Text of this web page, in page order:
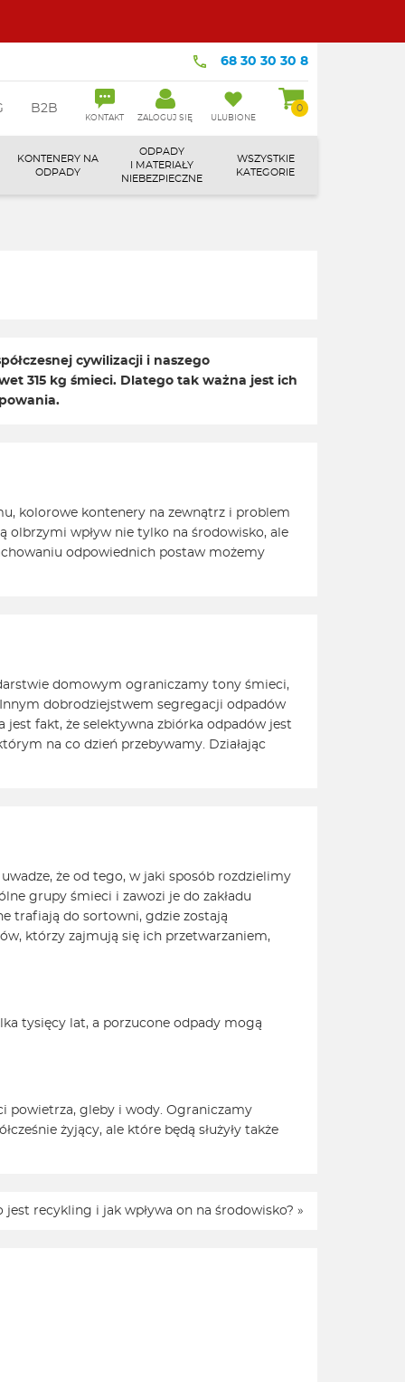
68 30 30 30 8
B2B
KONTAKT ZALOGUJ SIĘ ULUBIONE
0
KONTENERY NA
ODPADY
ODPADY
I MATERIAŁY
NIEBEZPIECZNE
WSZYSTKIE
KATEGORIE
cywilizacji i naszego
315 kg śmieci. Dlatego tak ważna jest ich
kolorowe kontenery na zewnątrz i problem
olbrzymi wpływ nie tylko na środowisko, ale
odpowiednich postaw możemy
domowym ograniczamy tony śmieci,
dobrodziejstwem segregacji odpadów
fakt, że selektywna zbiórka odpadów jest
na co dzień przebywamy. Działając
że od tego, w jaki sposób rozdzielimy
grupy śmieci i zawozi je do zakładu
trafiają do sortowni, gdzie zostają
którzy zajmują się ich przetwarzaniem,
tysięcy lat, a porzucone odpady mogą
powietrza, gleby i wody. Ograniczamy
żyjący, ale które będą służyły także
jest recykling i jak wpływa on na środowisko? »